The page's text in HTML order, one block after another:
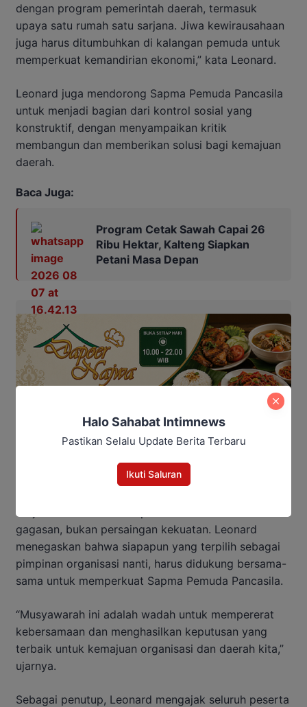
dengan program pemerintah daerah, termasuk
upaya satu rumah satu sarjana. Jiwa kewirausahaan
juga harus ditumbuhkan di kalangan pemuda untuk
memperkuat kemandirian ekonomi,” kata Leonard.
Leonard juga mendorong Sapma Pemuda Pancasila
untuk menjadi bagian dari kontrol sosial yang
konstruktif, dengan menyampaikan kritik
membangun dan memberikan solusi bagi kemajuan
daerah.
Baca Juga:
Program Cetak Sawah Capai 26
Ribu Hektar, Kalteng Siapkan
Petani Masa Depan
berjalan dalam suasana persaudaraan dan adu
gagasan, bukan persaingan kekuatan. Leonard
menegaskan bahwa siapapun yang terpilih sebagai
pimpinan organisasi nanti, harus didukung bersama-
sama untuk memperkuat Sapma Pemuda Pancasila.
“Musyawarah ini adalah wadah untuk mempererat
kebersamaan dan menghasilkan keputusan yang
terbaik untuk kemajuan organisasi dan daerah kita,”
ujarnya.
Sebagai penutup, Leonard mengajak seluruh peserta
Halo Sahabat Intimnews
Pastikan Selalu Update Berita Terbaru
Ikuti Saluran